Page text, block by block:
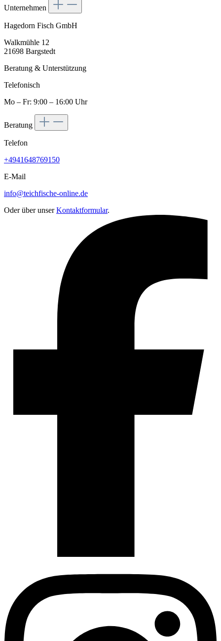
Unternehmen
Hagedorn Fisch GmbH
Walkmühle 12
21698 Bargstedt
Beratung & Unterstützung
Telefonisch
Mo – Fr: 9:00 – 16:00 Uhr
Beratung
Telefon
+4941648769150
E-Mail
info@teichfische-online.de
Oder über unserKontaktformular.